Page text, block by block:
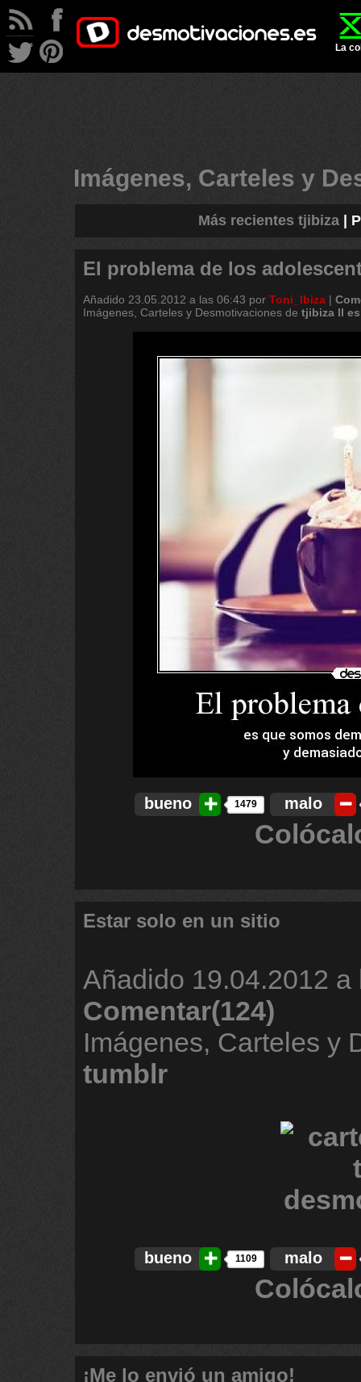
La
Imágenes, Carteles y
Más recientes tjibiza
El problema de los
Añadido 23.05.2012 a las 06:43 por Toni_Ibiza |
Imágenes, Carteles y Desmotivaciones de tjibiza ll es
bueno 1479 malo
Estar solo en un sitio
Añadido 19.04.2012 a
Comentar(124)
Imágenes, Carteles y
tumblr
bueno 1109 malo
¡Me lo envió un amigo!